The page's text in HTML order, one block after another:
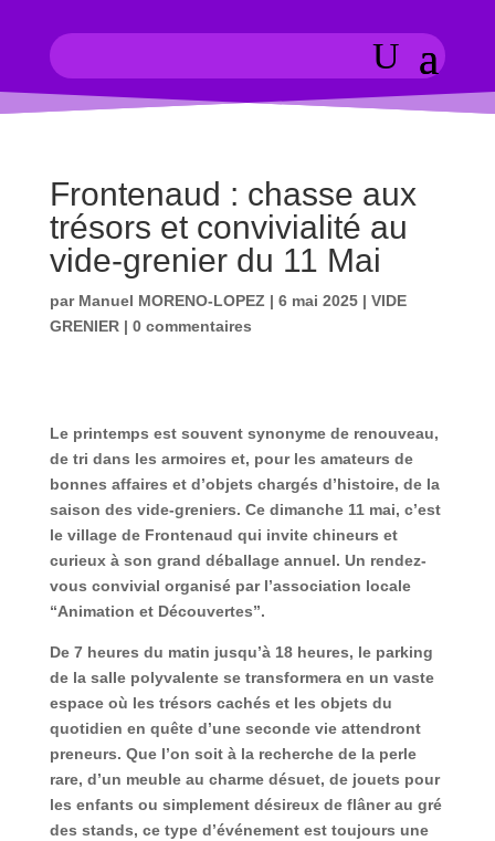
Frontenaud : chasse aux
trésors et convivialité au
vide-grenier du 11 Mai
par Manuel MORENO-LOPEZ| 6 mai 2025| VIDE
GRENIER| 0 commentaires
Le printemps est souvent synonyme de renouveau,
de tri dans les armoires et, pour les amateurs de
bonnes affaires et d’objets chargés d’histoire, de la
saison des vide-greniers. Ce dimanche 11 mai, c’est
le village de Frontenaud qui invite chineurs et
curieux à son grand déballage annuel. Un rendez-
vous convivial organisé par l’association locale
“Animation et Découvertes”.
De 7 heures du matin jusqu’à 18 heures, le parking
de la salle polyvalente se transformera en un vaste
espace où les trésors cachés et les objets du
quotidien en quête d’une seconde vie attendront
preneurs. Que l’on soit à la recherche de la perle
rare, d’un meuble au charme désuet, de jouets pour
les enfants ou simplement désireux de flâner au gré
des stands, ce type d’événement est toujours une